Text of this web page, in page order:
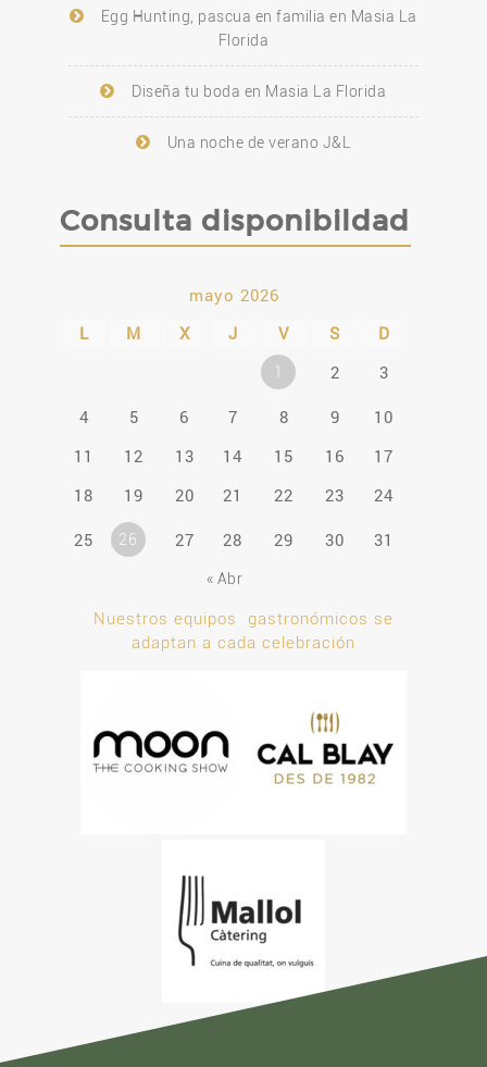
Egg Hunting, pascua en familia en Masia La
Florida
Diseña tu boda en Masia La Florida
Una noche de verano J&L
Consulta disponibildad
mayo 2026
L
M X J V S D
2 3
4 5 6 7 8 9
10
11
12 13 14 15 16
17
18
19 20 21 22 23 24
25 26 27 28 29 30 31
« Abr
Nuestros equipos gastronómicos se
adaptan a cada celebración